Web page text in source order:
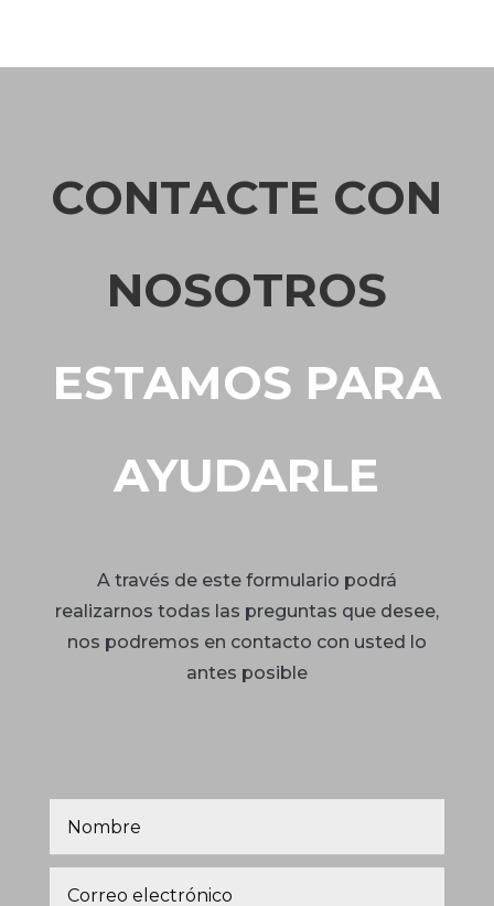
CONTACTE CON
NOSOTROS
ESTAMOS PARA
AYUDARLE
A través de este formulario podrá
realizarnos todas las preguntas que desee,
nos podremos en contacto con usted lo
antes posible